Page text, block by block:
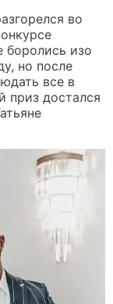
во
боролись изо
но после
все в
приз достался